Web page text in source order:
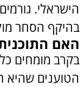
הישראלי.
בהיקף הסחר
האם
בקרב מומחים
הטוענים שהיא